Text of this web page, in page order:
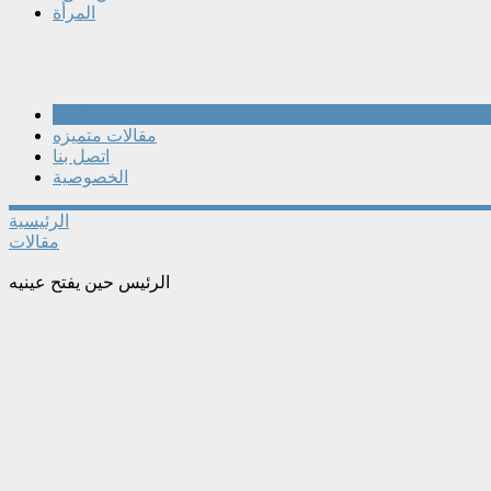
المرأة
مقالات متميزه
اتصل بنا
الخصوصية
الرئيسية
مقالات
الرئيس حين يفتح عينيه